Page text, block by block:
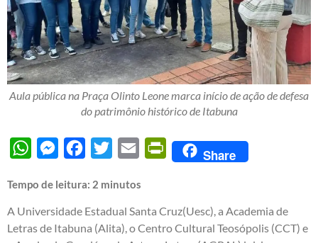
Aula pública na Praça Olinto Leone marca início de ação de defesa
do patrimônio histórico de Itabuna
WhatsAppMessengerFacebook
Twitter Email PrintFriendly
Share
Tempo de leitura: 2 minutos
A Universidade Estadual Santa Cruz(Uesc), a Academia de
Letras de Itabuna (Alita), o Centro Cultural Teosópolis (CCT) e